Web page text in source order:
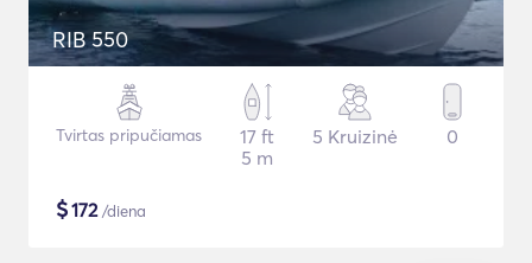
RIB 550
Tvirtas pripučiamas
17 ft
5 m
5 Kruizinė 0
$172/diena